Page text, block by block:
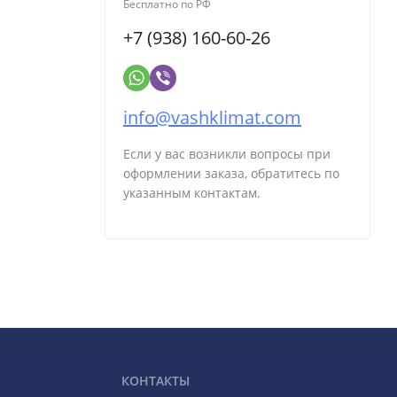
Бесплатно по РФ
+7 (938) 160-60-26
info@vashklimat.com
Если у вас возникли вопросы при
оформлении заказа, обратитесь по
указанным контактам.
КОНТАКТЫ